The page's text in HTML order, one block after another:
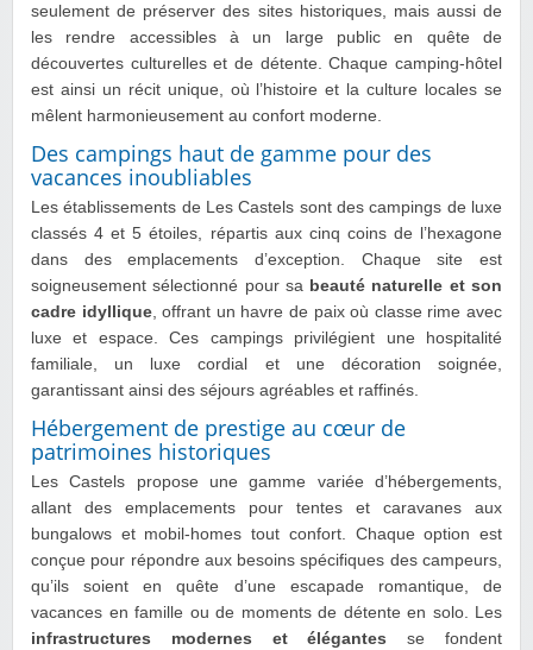
seulement de préserver des sites historiques, mais aussi de
les rendre accessibles à un large public en quête de
découvertes culturelles et de détente. Chaque camping-hôtel
est ainsi un récit unique, où l’histoire et la culture locales se
mêlent harmonieusement au confort moderne.
Des campings haut de gamme pour des
vacances inoubliables
Les établissements de Les Castels sont des campings de luxe
classés 4 et 5 étoiles, répartis aux cinq coins de l’hexagone
dans des emplacements d’exception. Chaque site est
soigneusement sélectionné pour sa beauté naturelle et son
cadre idyllique, offrant un havre de paix où classe rime avec
luxe et espace. Ces campings privilégient une hospitalité
familiale, un luxe cordial et une décoration soignée,
garantissant ainsi des séjours agréables et raffinés.
Hébergement de prestige au cœur de
patrimoines historiques
Les Castels propose une gamme variée d’hébergements,
allant des emplacements pour tentes et caravanes aux
bungalows et mobil-homes tout confort. Chaque option est
conçue pour répondre aux besoins spécifiques des campeurs,
qu’ils soient en quête d’une escapade romantique, de
vacances en famille ou de moments de détente en solo. Les
infrastructures modernes et élégantes se fondent